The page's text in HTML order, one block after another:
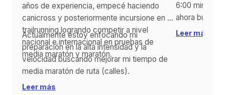
años de experiencia, empecé haciendo
canicross y posteriormente incursione en el
trailrunning logrando competir a nivel
nacional e internacional en pruebas de
media maratón y maratón.
Actualmente estoy enfocando mi
preparación en la alta intensidad y la
velocidad buscando mejorar mi tiempo de
media maratón de ruta (calles).
6:00 min/km.
ahora busco
meta?